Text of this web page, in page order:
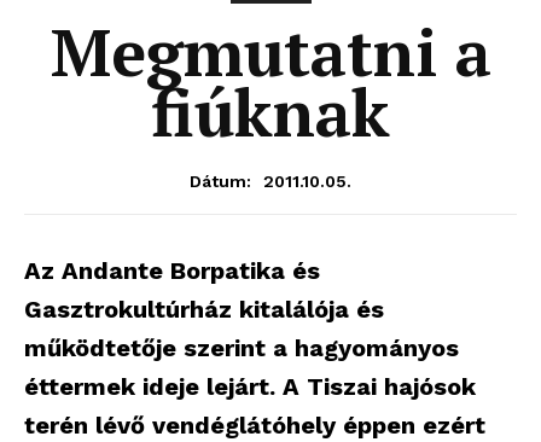
Megmutatni a
fiúknak
Dátum: 2011.10.05.
Az Andante Borpatika és
Gasztrokultúrház kitalálója és
működtetője szerint a hagyományos
éttermek ideje lejárt. A Tiszai hajósok
terén lévő vendéglátóhely éppen ezért